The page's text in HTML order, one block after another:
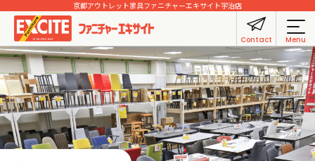
京都アウトレット家具ファニチャーエキサイト宇治店
Contact Menu